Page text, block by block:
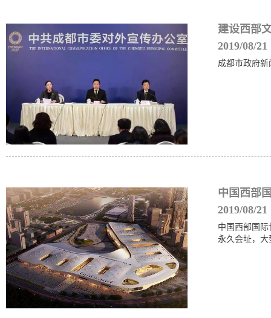
建设西部
2019/08/21
成都市政府新
中国西部
2019/08/21
中国西部国
永久会址，